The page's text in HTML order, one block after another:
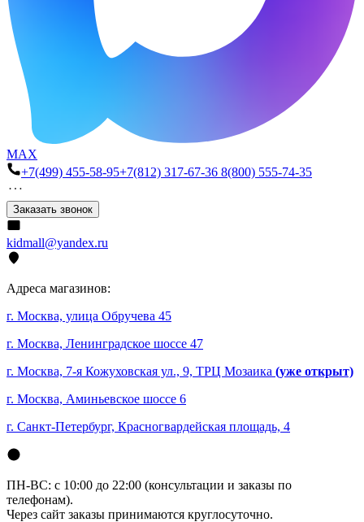
MAX
+7(499) 455-58-95+7(812) 317-67-36 8(800) 555-74-35
Заказать звонок
kidmall@yandex.ru
Адреса магазинов:
г. Москва, улица Обручева 45
г. Москва, Ленинградское шоссе 47
г. Москва, 7-я Кожуховская ул., 9, ТРЦ Мозаика (уже открыт)
г. Москва, Аминьевское шоссе 6
г. Санкт-Петербург, Красногвардейская площадь, 4
ПН-ВС: с 10:00 до 22:00 (консультации и заказы по
телефонам).
Через сайт заказы принимаются круглосуточно.